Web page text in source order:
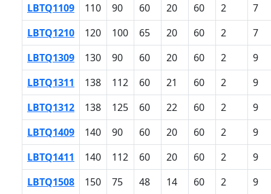
LBTQ1109
110 90 60 20 60 2
7
LBTQ1210
120 100 65 20 60 2
7
LBTQ1309
130 90 60 20 60 2
9
LBTQ1311
138 112 60 21 60 2
9
LBTQ1312
138 125 60 22 60 2
9
LBTQ1409
140 90 60 20 60 2
9
LBTQ1411
140 112 60 20 60 2
9
LBTQ1508
150 75 48 14 60 2
9